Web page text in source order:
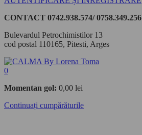
CONTACT 0742.938.574/ 0758.349.256
Bulevardul Petrochimistilor 13
cod postal 110165, Pitesti, Arges
0
Momentan gol: 0,00 lei
Continuați cumpărăturile